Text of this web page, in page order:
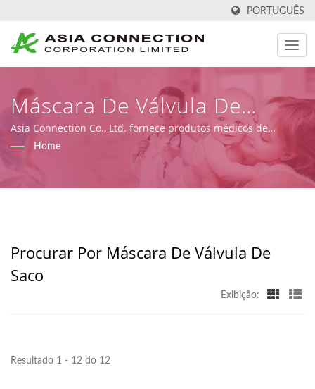
PORTUGUÊS
Máscara De Válvula De
SacoPesquisado |
Fabricante De Máscaras De
RCP E Protetores Faciais
Certificado ISO | Asia
Connection
Asia Connection Co., Ltd. fornece produtos médicos de
emergência e de cuidados domiciliares com registro FDA,
certificados ISO 9001, ISO 13485 e CE sob MDR (Regulamento
(UE) 2017/745), juntamente com capacidades de design, OEM
Home
Procurar Por Máscara De Válvula De
Saco
Exibição:
Resultado 1 - 12 do 12